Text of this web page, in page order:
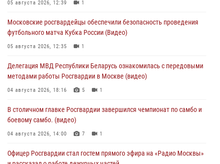
05 августа 2026, 12:39 1
Московские росгвардейцы обеспечили безопасность проведения
футбольного матча Кубка России (Видео)
05 августа 2026, 12:35 1
Делегация МВД Республики Беларусь ознакомилась с передовыми
методами работы Росгвардии в Москве (видео)
04 августа 2026, 18:16 5 1
В столичном главке Росгвардии завершился чемпионат по самбо и
боевому самбо. (видео)
04 августа 2026, 14:00 7 1
Офицер Росгвардии стал гостем прямого эфира на «Радио Москвы»